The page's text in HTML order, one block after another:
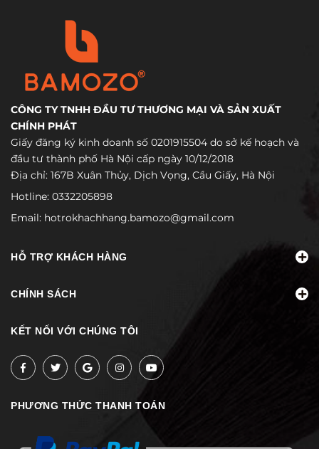
CÔNG TY TNHH ĐẦU TƯ THƯƠNG MẠI VÀ SẢN XUẤT
CHÍNH PHÁT
Giấy đăng ký kinh doanh số 0201915504 do sở kế hoạch và
đầu tư thành phố Hà Nội cấp ngày 10/12/2018
Địa chỉ: 167B Xuân Thủy, Dịch Vọng, Cầu Giấy, Hà Nội
Hotline: 0332205898
Email: hotrokhachhang.bamozo@gmail.com
HỖ TRỢ KHÁCH HÀNG
CHÍNH SÁCH
KẾT NỐI VỚI CHÚNG TÔI
PHƯƠNG THỨC THANH TOÁN